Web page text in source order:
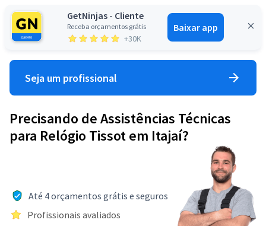
GetNinjas - Cliente
Receba orçamentos grátis
+30K
Baixar app
Entrar
Seja um profissional
Precisando de Assistências Técnicas
para Relógio Tissot em Itajaí?
Até 4 orçamentos grátis e seguros
Profissionais avaliados